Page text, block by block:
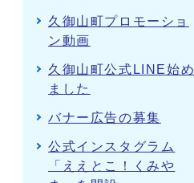
久御山町プロモーショ
ン動画
久御山町公式LINE始め
ました
バナー広告の募集
公式インスタグラム
「ええとこ！くみや